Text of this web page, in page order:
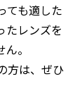
ても適した
たレンズを
。
方は、ぜひ